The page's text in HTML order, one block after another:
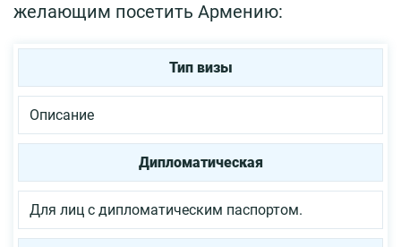
желающим посетить Армению:
Тип визы
Описание
Дипломатическая
Для лиц с дипломатическим паспортом.